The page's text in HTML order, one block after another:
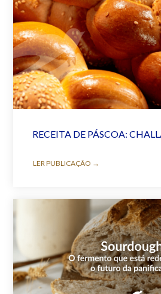
RECEITA DE PÁSCOA:
LER PUBLICAÇÃO →